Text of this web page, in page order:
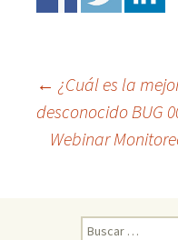
Ir
← ¿Cuál es la
desconocido BUG
Webinar
B